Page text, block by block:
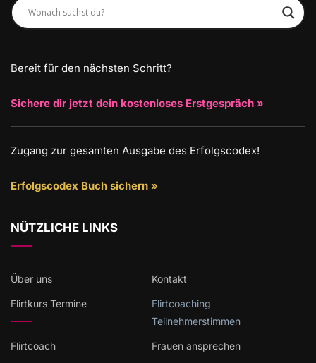
Bereit für den nächsten Schritt?
Sichere dir jetzt dein kostenloses Erstgespräch »
Zugang zur gesamten Ausgabe des Erfolgscodex!
Erfolgscodex Buch sichern »
NÜTZLICHE LINKS
Über uns Kontakt
Flirtkurs Termine
Flirtcoaching
Teilnehmerstimmen
Flirtcoach Frauen ansprechen